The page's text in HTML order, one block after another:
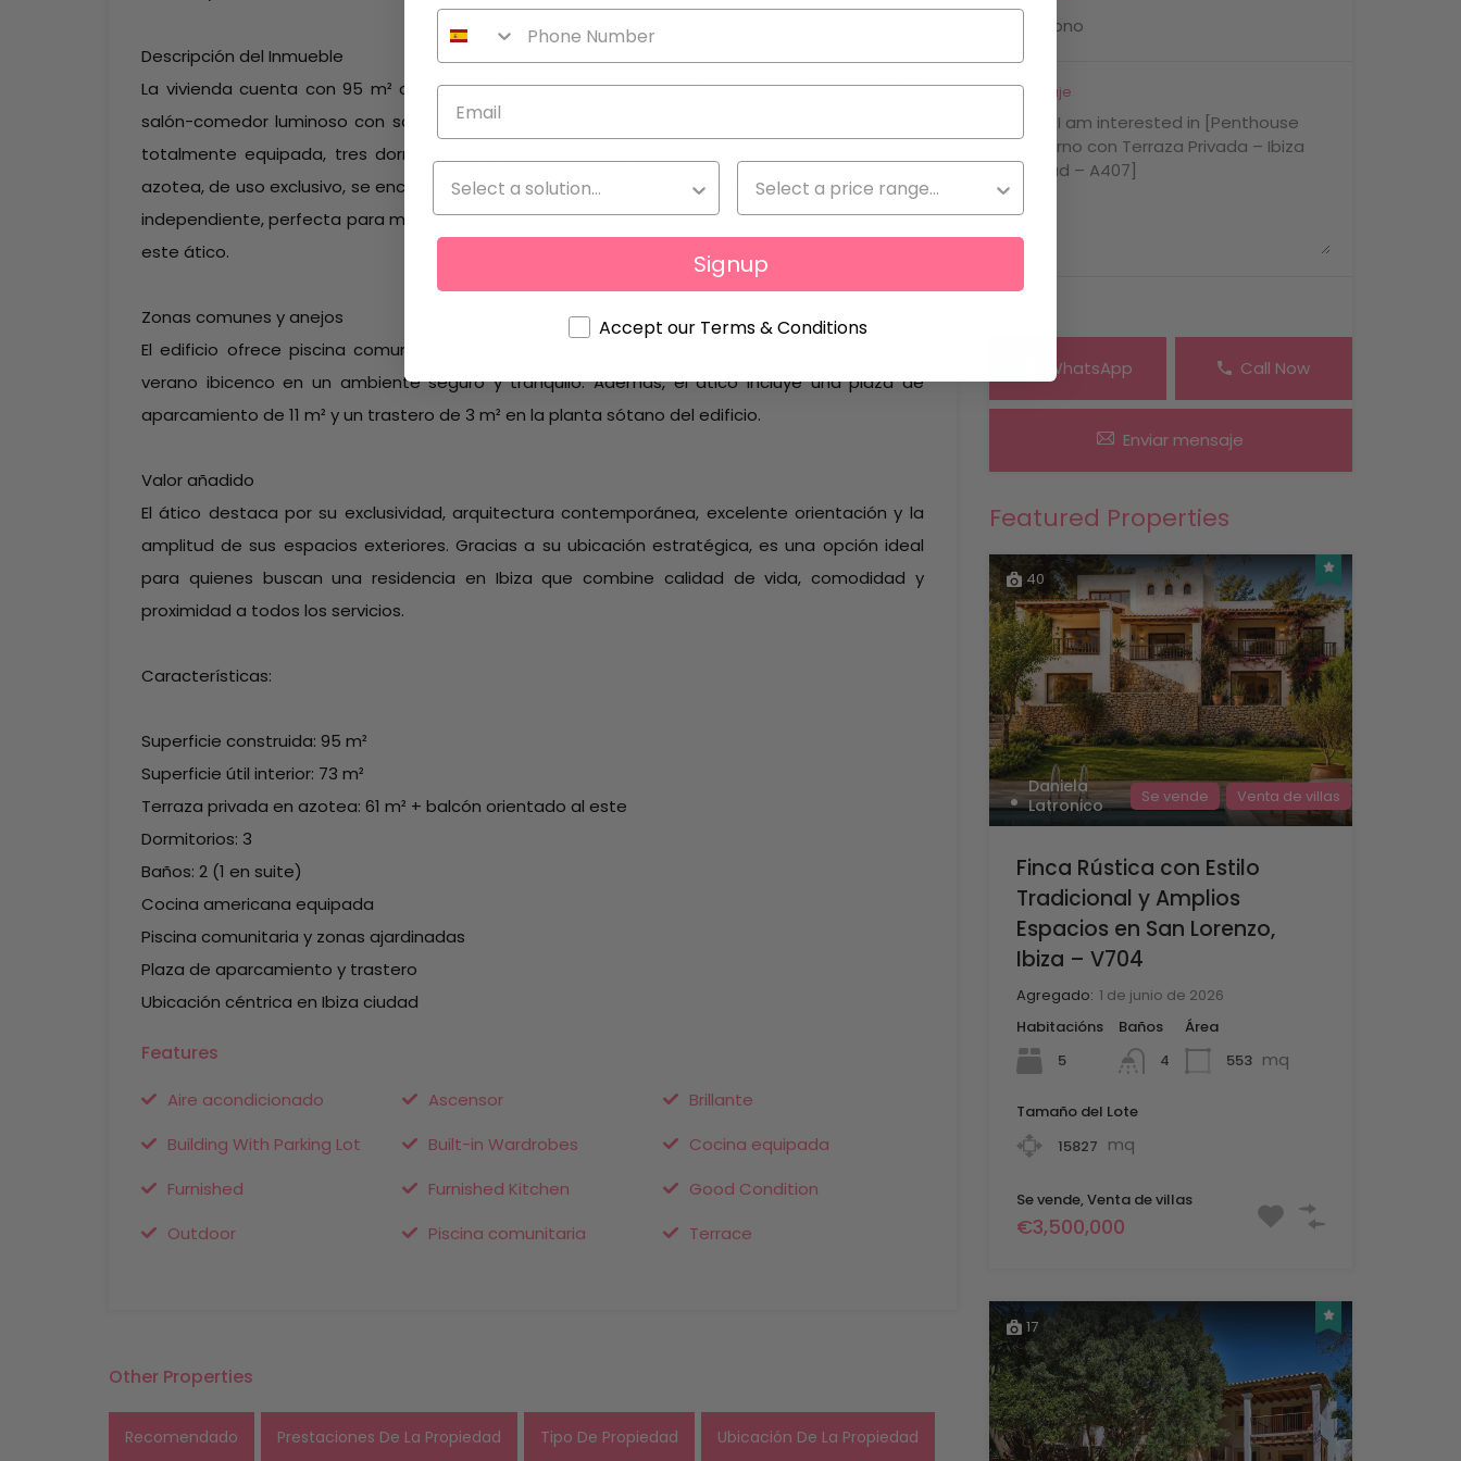
Descripción del Inmueble
La vivienda cuenta con 95 m² construidos distribuidos de manera equilibrada. Dispone de un
salón-comedor luminoso con salida directa a un balcón orientado al este, cocina americana
totalmente equipada, tres dormitorios y dos baños completos, uno de ellos en suite. En la
azotea, de uso exclusivo, se encuentra una impresionante terraza privada de 61 m² con acceso
independiente, perfecta para momentos de ocio y relax al aire libre, característica distintiva de
este ático.
Zonas comunes y anejos
El edificio ofrece piscina comunitaria rodeada de áreas ajardinadas, ideal para disfrutar del
verano ibicenco en un ambiente seguro y tranquilo. Además, el ático incluye una plaza de
aparcamiento de 11 m² y un trastero de 3 m² en la planta sótano del edificio.
Valor añadido
El ático destaca por su exclusividad, arquitectura contemporánea, excelente orientación y la
amplitud de sus espacios exteriores. Gracias a su ubicación estratégica, es una opción ideal
para quienes buscan una residencia en Ibiza que combine calidad de vida, comodidad y
proximidad a todos los servicios.
Características:
Superficie construida: 95 m²
Superficie útil interior: 73 m²
Terraza privada en azotea: 61 m² + balcón orientado al este
Dormitorios: 3
Baños: 2 (1 en suite)
Cocina americana equipada
Piscina comunitaria y zonas ajardinadas
Plaza de aparcamiento y trastero
Ubicación céntrica en Ibiza ciudad
Features
Aire acondicionado Ascensor
Brillante
Building With Parking Lot
Built-in Wardrobes
Cocina equipada
Furnished
Furnished Kitchen
Good Condition
Outdoor
Piscina comunitaria Terrace
Other Properties
Recomendado Prestaciones De La Propiedad Tipo De Propiedad Ubicación De La Propiedad
Mensaje
WhatsApp Call Now
Enviar mensaje
Featured Properties
40
Daniela
Latronico
Se vende Venta de villas
Finca Rústica con Estilo
Tradicional y Amplios
Espacios en San Lorenzo,
Ibiza – V704
Agregado: 1 de junio de 2026
Habitacións
5
Baños
4
Área
553 mq
Tamaño del Lote
15827 mq
Se vende, Venta de villas
€3,500,000
17
Signup
Accept our Terms & Conditions